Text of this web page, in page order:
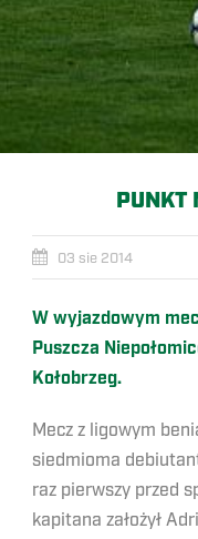
PUNKT
03 sie 2014
W wyjazdowym
Puszcza
Kołobrzeg.
Mecz z ligowym
siedmioma
raz pierwszy przed
kapitana założył